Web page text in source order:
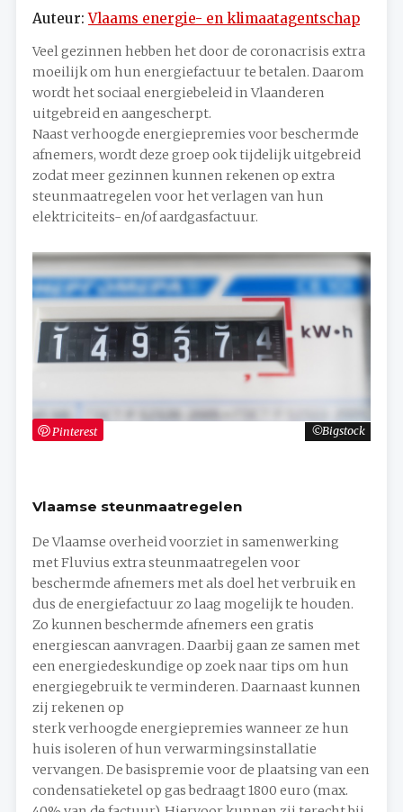
Auteur:Vlaams energie- en klimaatagentschap
Veel gezinnen hebben het door de coronacrisis extra
moeilijk om hun energiefactuur te betalen. Daarom
wordt het sociaal energiebeleid in Vlaanderen
uitgebreid en aangescherpt.
Naast verhoogde energiepremies voor beschermde
afnemers, wordt deze groep ook tijdelijk uitgebreid
zodat meer gezinnen kunnen rekenen op extra
steunmaatregelen voor het verlagen van hun
elektriciteits- en/of aardgasfactuur.
Bigstock
Pinterest
Vlaamse steunmaatregelen
De Vlaamse overheid voorziet in samenwerking
met Fluvius extra steunmaatregelen voor
beschermde afnemers met als doel het verbruik en
dus de energiefactuur zo laag mogelijk te houden.
Zo kunnen beschermde afnemers een gratis
energiescan aanvragen. Daarbij gaan ze samen met
een energiedeskundige op zoek naar tips om hun
energiegebruik te verminderen. Daarnaast kunnen
zij rekenen op
sterk verhoogde energiepremies wanneer ze hun
huis isoleren of hun verwarmingsinstallatie
vervangen. De basispremie voor de plaatsing van een
condensatieketel op gas bedraagt 1800 euro (max.